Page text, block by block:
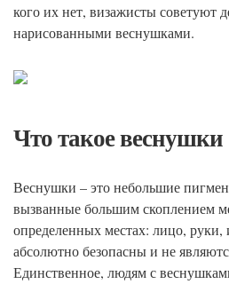
кого их нет, визажисты советуют
нарисованными веснушками.
Что такое веснушки
Веснушки – это небольшие
вызванные большим скоплением
определенных местах: лицо, руки,
абсолютно безопасны и не
Единственное, людям с